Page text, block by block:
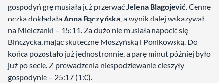
gospodyń grę musiała już przerwaćJelena Blagojević. Cenne
oczka dokładałaAnna Bączyńska, a wynik dalej wskazywał
na Mielczanki – 15:11. Za dużo nie musiała napocić się
Bińczycka, mając skuteczne Moszyńską i Ponikowską. Do
końca pozostało już jednostronnie, a parę minut później było
już po secie. Z prowadzenia niespodziewanie cieszyły
gospodynie – 25:17 (1:0).